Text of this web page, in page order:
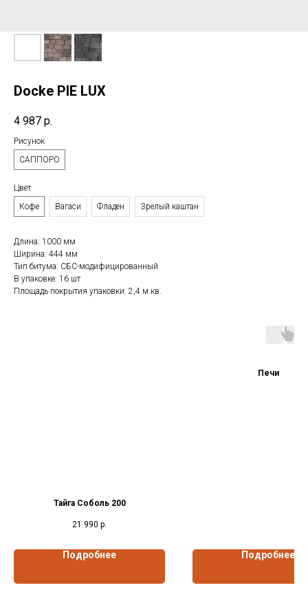
Docke PIE LUX
4 987 р.
Рисунок
САППОРО
Цвет
Кофе
Вагаси Фладен Зрелый каштан
Длина: 1000 мм
Ширина: 444 мм
Тип битума: СБС-модифицированный
В упаковке: 16 шт
Площадь покрытия упаковки: 2,4 м.кв.
Тайга Соболь 200
21 990 р.
Подробнее
Печи
Подробнее